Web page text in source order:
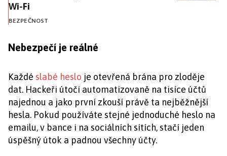
Wi-Fi
BEZPEČNOST
Nebezpečí je reálné
Každé slabé heslo je otevřená brána pro zloděje
dat. Hackeři útočí automatizovaně na tisíce účtů
najednou a jako první zkouší právě ta nejběžnější
hesla. Pokud používáte stejné jednoduché heslo na
emailu, v bance i na sociálních sítích, stačí jeden
úspěšný útok a padnou všechny účty.